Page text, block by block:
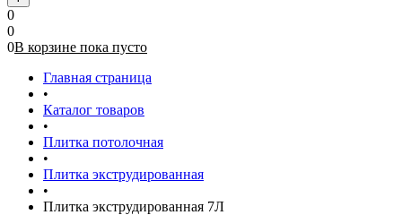
0
0
0В корзине пока пусто
Главная страница
•
Каталог товаров
•
Плитка потолочная
•
Плитка экструдированная
•
Плитка экструдированная 7Л